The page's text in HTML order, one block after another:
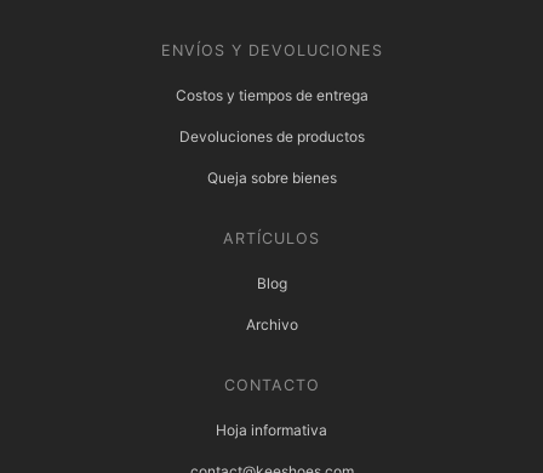
ENVÍOS Y DEVOLUCIONES
Costos y tiempos de entrega
Devoluciones de productos
Queja sobre bienes
ARTÍCULOS
Blog
Archivo
CONTACTO
Hoja informativa